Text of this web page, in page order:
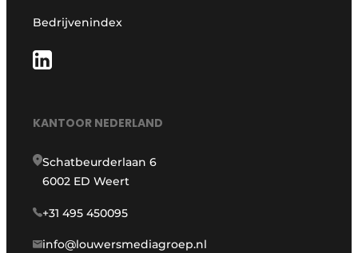
Bedrijvenindex
KANTOOR NEDERLAND
Schatbeurderlaan 6
6002 ED Weert
+31 495 450095
info@louwersmediagroep.nl